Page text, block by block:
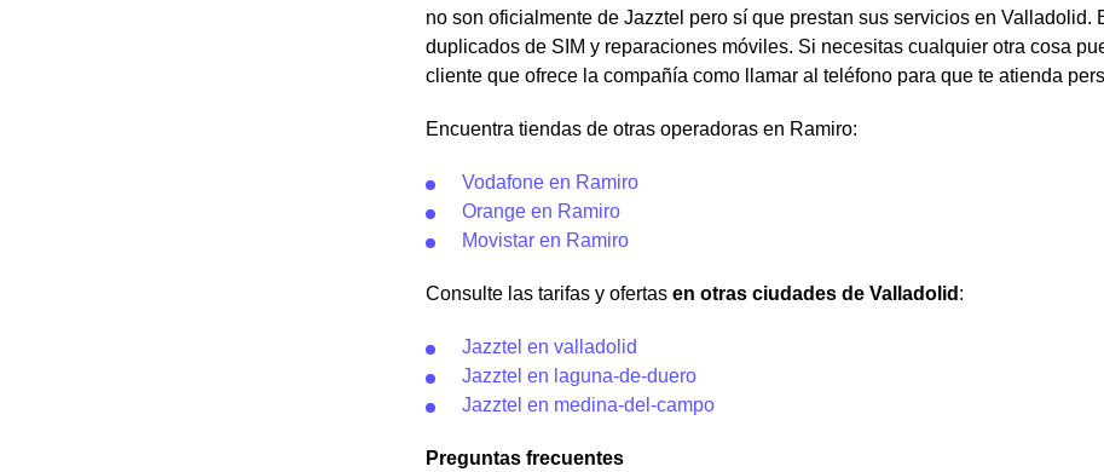
no son oficialmente de Jazztel pero sí que prestan sus servicios en Valladolid.
duplicados de SIM y reparaciones móviles. Si necesitas cualquier otra cosa
cliente que ofrece la compañía como llamar al teléfono para que te atienda
Encuentra tiendas de otras operadoras en Ramiro:
Vodafone en Ramiro
Orange en Ramiro
Movistar en Ramiro
Consulte las tarifas y ofertas en otras ciudades de Valladolid :
Jazztel en valladolid
Jazztel en laguna-de-duero
Jazztel en medina-del-campo
Preguntas frecuentes